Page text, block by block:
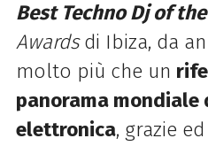
Best Techno Dj of
Awardsdi Ibiza, da
molto più che un
panorama mondiale
elettronica, grazie